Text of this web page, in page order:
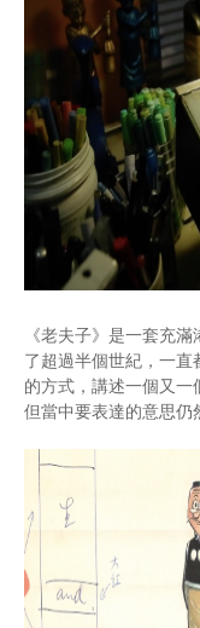
《老夫子》是一套充
了超過半個世紀，一
的方式，講述一個又一
但當中要表達的意思仍